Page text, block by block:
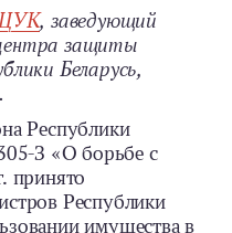
, заведующий
защиты
Беларусь,
Республики
З «О борьбе с
принято
Республики
имущества в